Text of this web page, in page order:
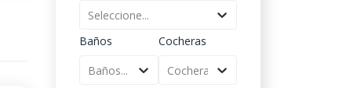
Seleccione...
Baños
Baños...
Cocheras
Cocheras...